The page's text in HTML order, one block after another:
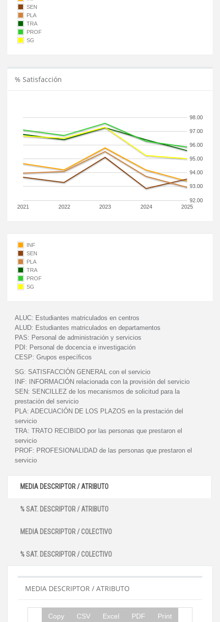
SEN
PLA
TRA
PROF
SG
% Satisfacción
2021 2022 2023 2024 2025
92.00
93.00
94.00
95.00
96.00
97.00
98.00
INF
SEN
PLA
TRA
PROF
SG
ALUC: Estudiantes matriculados en centros
ALUD: Estudiantes matriculados en departamentos
PAS: Personal de administración y servicios
PDI: Personal de docencia e investigación
CESP: Grupos específicos
SG: SATISFACCIÓN GENERAL con el servicio
INF:
INFORMACIÓN relacionada con la provisión del servicio
SEN: SENCILLEZ de los mecanismos de solicitud para la
prestación del servicio
PLA: ADECUACIÓN DE LOS PLAZOS en la prestación del
servicio
TRA: TRATO RECIBIDO por las personas que prestaron el
servicio
PROF: PROFESIONALIDAD de las personas que prestaron el
servicio
MEDIA DESCRIPTOR / ATRIBUTO
% SAT. DESCRIPTOR / ATRIBUTO
MEDIA DESCRIPTOR / COLECTIVO
% SAT. DESCRIPTOR / COLECTIVO
MEDIA DESCRIPTOR / ATRIBUTO
Copy CSV Excel PDF Print